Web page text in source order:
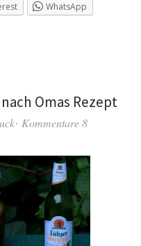
WhatsApp
Omas Rezept
Kommentare 8